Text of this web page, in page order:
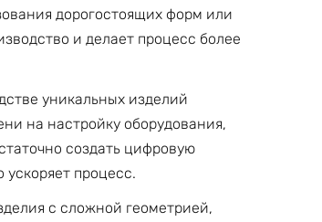
дорогостоящих форм или
и делает процесс более
уникальных изделий
на настройку оборудования,
создать цифровую
ускоряет процесс.
с сложной геометрией,